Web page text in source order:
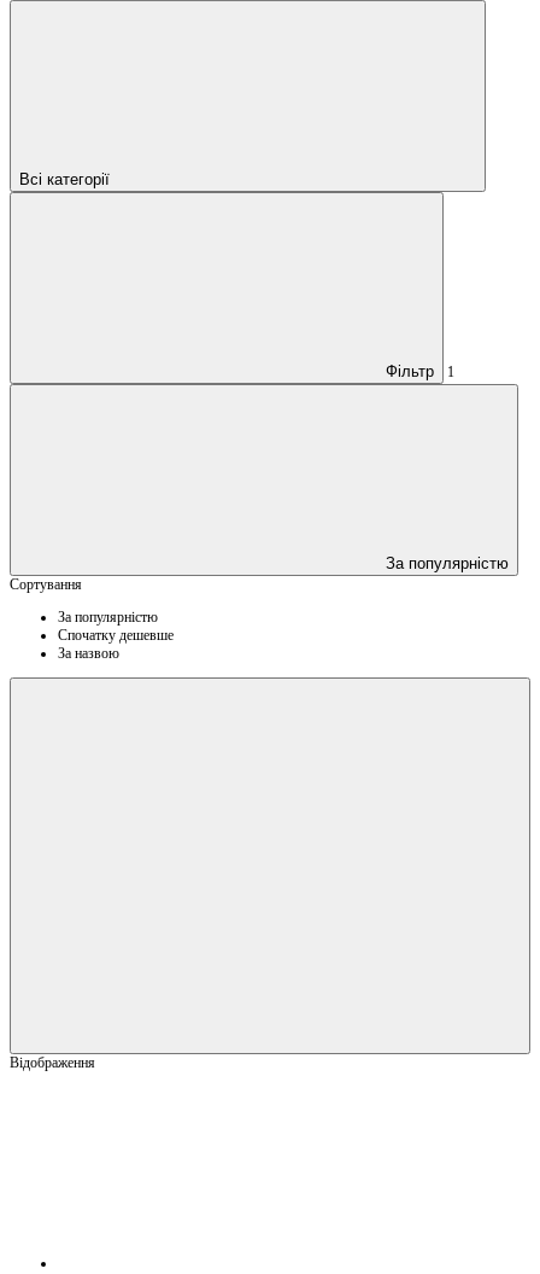
Всі категорії
Фільтр 1
За популярністю
Сортування
За популярністю
Спочатку дешевше
За назвою
Відображення